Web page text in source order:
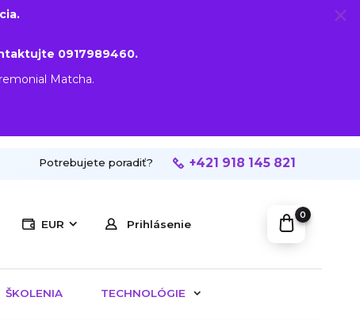
0917989460.
Matcha.
EUR Prihlásenie
Potrebujete poradiť? +421 918 145 821
0
ŠKOLENIA TECHNOLÓGIE